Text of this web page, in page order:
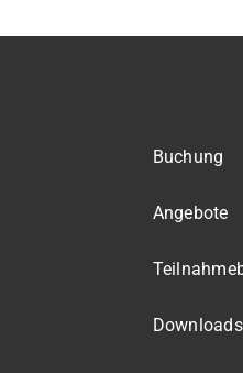
Buchung
Angebote
Downloads